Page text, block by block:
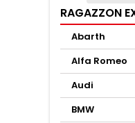
RAGAZZON
Abarth
Alfa Romeo
Audi
BMW